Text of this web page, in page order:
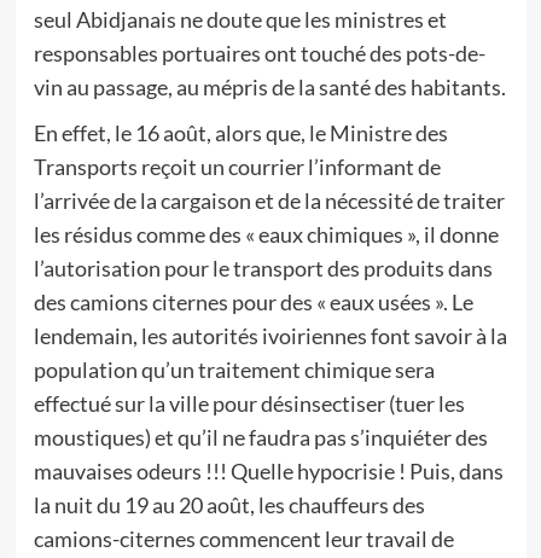
seul Abidjanais ne doute que les ministres et
responsables portuaires ont touché des pots-de-
vin au passage, au mépris de la santé des habitants.
En effet, le 16 août, alors que, le Ministre des
Transports reçoit un courrier l’informant de
l’arrivée de la cargaison et de la nécessité de traiter
les résidus comme des « eaux chimiques », il donne
l’autorisation pour le transport des produits dans
des camions citernes pour des « eaux usées ». Le
lendemain, les autorités ivoiriennes font savoir à la
population qu’un traitement chimique sera
effectué sur la ville pour désinsectiser (tuer les
moustiques) et qu’il ne faudra pas s’inquiéter des
mauvaises odeurs !!! Quelle hypocrisie ! Puis, dans
la nuit du 19 au 20 août, les chauffeurs des
camions-citernes commencent leur travail de